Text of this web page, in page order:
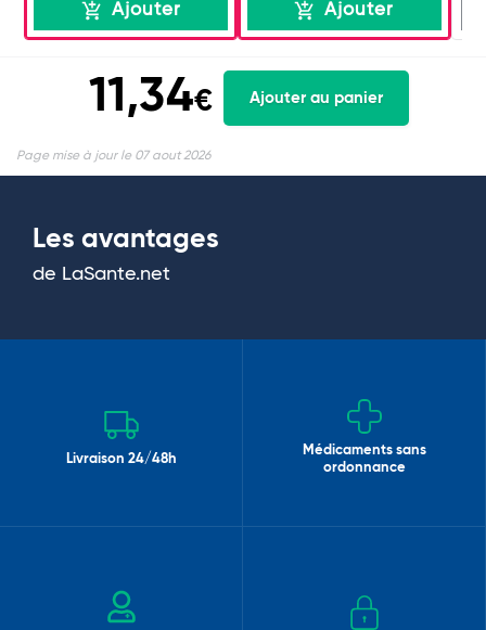
Ajouter Ajouter
11,34€ Ajouter au panier
Page mise à jour le 07 aout 2026
Les avantages
de LaSante.net
Livraison 24/48h
Médicaments sans
ordonnance